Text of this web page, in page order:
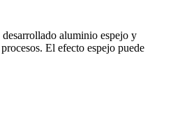
aluminio espejo y
El efecto espejo puede